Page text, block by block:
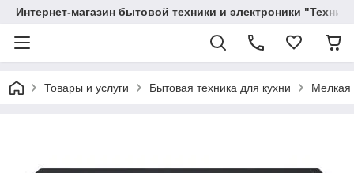
Интернет-магазин бытовой техники и электроники
Товары и услуги Бытовая техника для кухни Мелкая